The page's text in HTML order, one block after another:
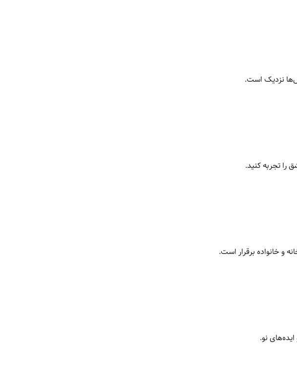
نزدیک است.
را تجربه کنید.
و خانواده برقرار است.
نو.